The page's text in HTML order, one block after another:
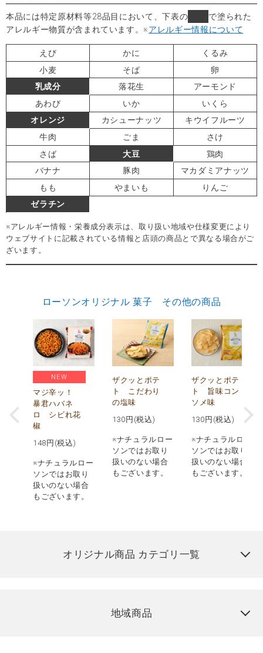
本品には特定原材料等28品目において、下表の
で塗られた
アレルギー物質が含まれています。※アレルギー情報について
えび かに
くるみ
小麦
そば
卵
乳成分
落花生
アーモンド
あわび
いか
いくら
オレンジ
カシューナッツ
キウイフルーツ
牛肉
ごま
さけ
さば
大豆
鶏肉
バナナ
豚肉
マカダミアナッツ
もも
やまいも
りんご
ゼラチン
※アレルギー情報・栄養成分表示は、取り扱い地域や仕様変更により
ウェブサイトに記載されている情報と店頭の商品とで異なる場合がご
ざいます。
ローソンオリジナル 菓子 その他の商品
NEW
マジ辛ッ！
暴君ハバネ
ロ シビれ花
椒
148 円(税込)
※ナチュラルロー
ソンではお取り
扱いのない場合
もございます。
ザクッとポテ
ト こだわり
の塩味
130 円(税込)
※ナチュラルロー
ソンではお取り
扱いのない場合
もございます。
ザクッとポテ
ト 旨味コン
ソメ味
130 円(税込)
※ナチュラルロー
ソンではお取り
扱いのない場合
もございます。
オリジナル商品 カテゴリ一覧
地域商品